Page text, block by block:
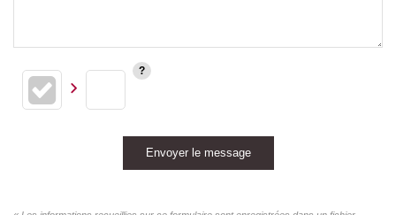
Envoyer le message